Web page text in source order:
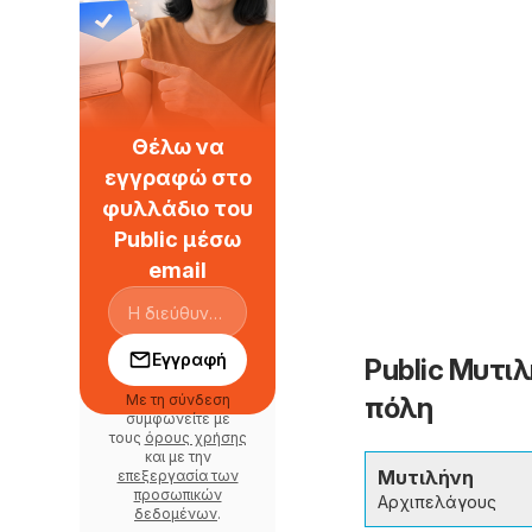
Public
πόλη
Μυτιλήνη
Αρχιπελάγους
Θέλω να
εγγραφώ στο
φυλλάδιο του
Public μέσω
email
Εγγραφή
Με τη σύνδεση
συμφωνείτε με
τους όρους χρήσης
και με την
επεξεργασία των
προσωπικών
δεδομένων.